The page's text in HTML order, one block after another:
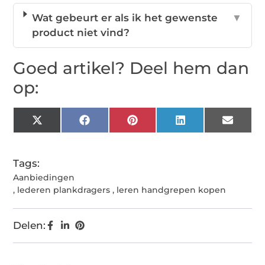
Wat gebeurt er als ik het gewenste
product niet vind?
▼
Goed artikel? Deel hem dan
op:
X
(Twitter)
FacebookPinterestLinkedIn Email
Tags:
Aanbiedingen
, lederen plankdragers , leren handgrepen kopen
Delen: